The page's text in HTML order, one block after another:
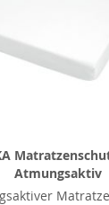
Atmungsaktiv